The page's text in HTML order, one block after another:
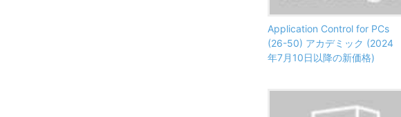
Application Control for PCs
(26-50) アカデミック (2024
年7月10日以降の新価格)